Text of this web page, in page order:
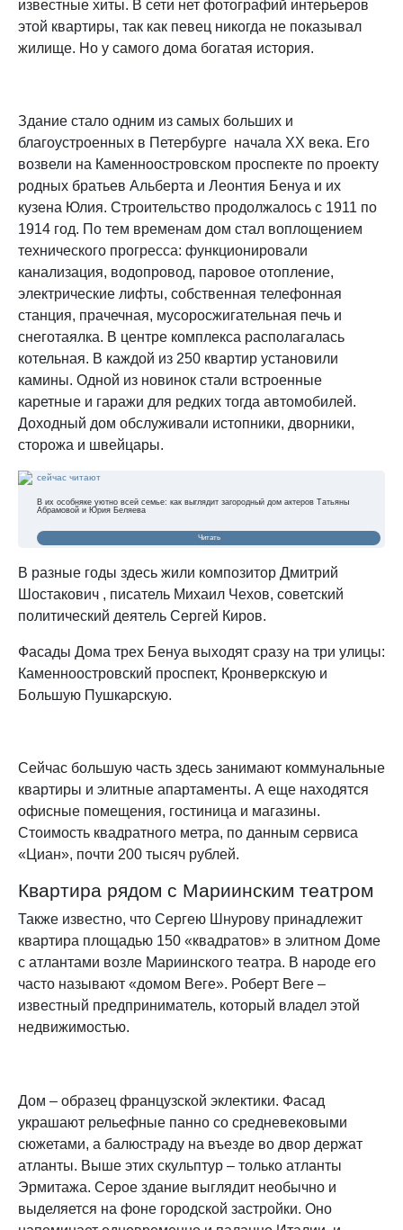
известные хиты. В сети нет фотографий интерьеров
этой квартиры, так как певец никогда не показывал
жилище. Но у самого дома богатая история.
Здание стало одним из самых больших и
благоустроенных в Петербурге начала ХХ века. Его
возвели на Каменноостровском проспекте по проекту
родных братьев Альберта и Леонтия Бенуа и их
кузена Юлия. Строительство продолжалось с 1911 по
1914 год. По тем временам дом стал воплощением
технического прогресса: функционировали
канализация, водопровод, паровое отопление,
электрические лифты, собственная телефонная
станция, прачечная, мусоросжигательная печь и
снеготаялка. В центре комплекса располагалась
котельная. В каждой из 250 квартир установили
камины. Одной из новинок стали встроенные
каретные и гаражи для редких тогда автомобилей.
Доходный дом обслуживали истопники, дворники,
сторожа и швейцары.
сейчас читают
В их особняке уютно всей семье: как выглядит загородный дом актеров Татьяны
Абрамовой и Юрия Беляева
Читать
В разные годы здесь жили композитор Дмитрий
Шостакович , писатель Михаил Чехов, советский
политический деятель Сергей Киров.
Фасады Дома трех Бенуа выходят сразу на три улицы:
Каменноостровский проспект, Кронверкскую и
Большую Пушкарскую.
Сейчас большую часть здесь занимают коммунальные
квартиры и элитные апартаменты. А еще находятся
офисные помещения, гостиница и магазины.
Стоимость квадратного метра, по данным сервиса
«Циан», почти 200 тысяч рублей.
Квартира рядом с Мариинским театром
Также известно, что Сергею Шнурову принадлежит
квартира площадью 150 «квадратов» в элитном Доме
с атлантами возле Мариинского театра. В народе его
часто называют «домом Веге». Роберт Веге –
известный предприниматель, который владел этой
недвижимостью.
Дом – образец французской эклектики. Фасад
украшают рельефные панно со средневековыми
сюжетами, а балюстраду на въезде во двор держат
атланты. Выше этих скульптур – только атланты
Эрмитажа. Серое здание выглядит необычно и
выделяется на фоне городской застройки. Оно